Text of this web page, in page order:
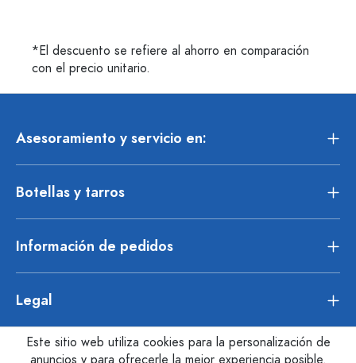
*El descuento se refiere al ahorro en comparación
con el precio unitario.
Asesoramiento y servicio en:
Botellas y tarros
Información de pedidos
Legal
Este sitio web utiliza cookies para la personalización de